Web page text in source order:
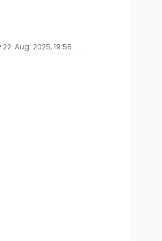
22. Aug. 2025, 19:56